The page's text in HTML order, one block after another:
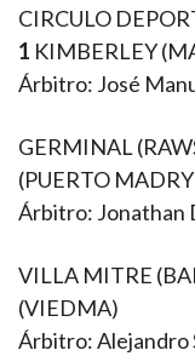
CIRCULO
1 KIMBERLEY
Árbitro: José
GERMINAL
(PUERTO
Árbitro: Jonathan
VILLA MITRE
(VIEDMA)
Árbitro: Alejandro